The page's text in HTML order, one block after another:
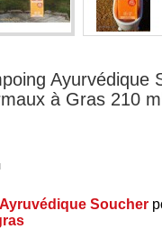
Ayurvédique
à Gras 210 ml
Soucher